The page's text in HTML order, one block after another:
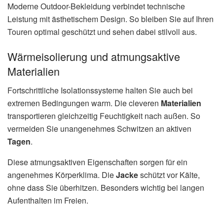
Moderne Outdoor-Bekleidung verbindet technische
Leistung mit ästhetischem Design. So bleiben Sie auf Ihren
Touren optimal geschützt und sehen dabei stilvoll aus.
Wärmeisolierung und atmungsaktive
Materialien
Fortschrittliche Isolationssysteme halten Sie auch bei
extremen Bedingungen warm. Die cleveren Materialien
transportieren gleichzeitig Feuchtigkeit nach außen. So
vermeiden Sie unangenehmes Schwitzen an aktiven
Tagen.
Diese atmungsaktiven Eigenschaften sorgen für ein
angenehmes Körperklima. DieJackeschützt vor Kälte,
ohne dass Sie überhitzen. Besonders wichtig bei langen
Aufenthalten im Freien.